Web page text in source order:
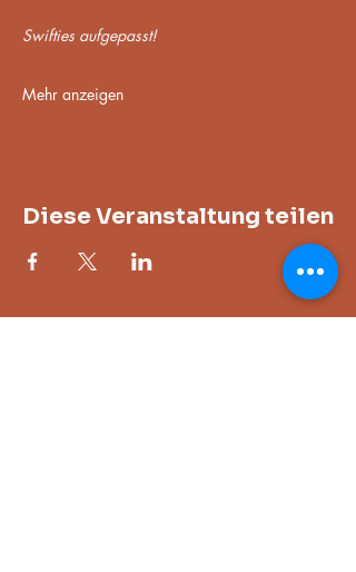
Swifties aufgepasst!
Mehr anzeigen
Diese Veranstaltung teilen